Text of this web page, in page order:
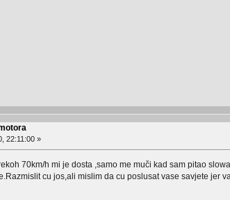
22:11:00 »
70km/h mi je dosta ,samo me muči kad sam pitao
cu jos,ali mislim da cu poslusat vase savjete jer